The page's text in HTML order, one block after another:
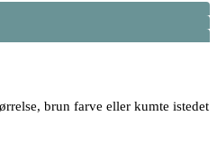
brun farve eller kumte istedet